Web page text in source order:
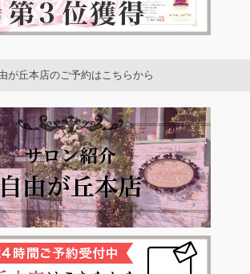
が丘本店のご予約はこちらから